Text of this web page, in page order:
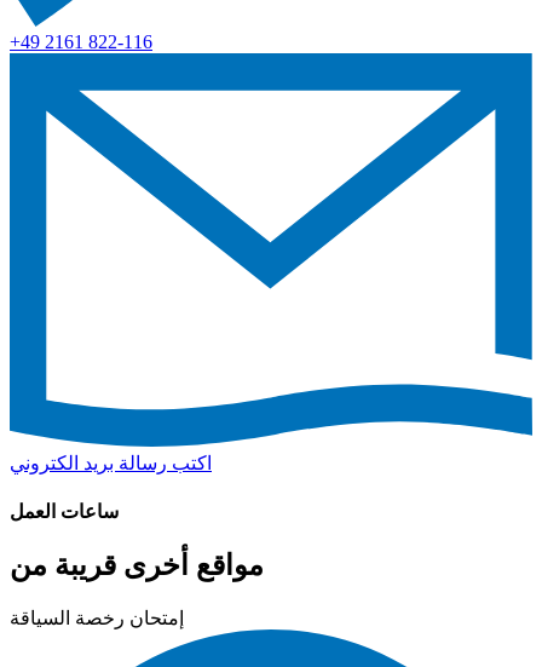
+49 2161 822-116
اكتب رسالة بريد الكتروني
ساعات العمل
مواقع أخرى قريبة من
إمتحان رخصة السياقة